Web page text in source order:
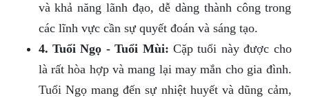
và khả năng lãnh đạo, dễ dàng thành công trong
các lĩnh vực cần sự quyết đoán và sáng tạo.
4. Tuổi Ngọ - Tuổi Mùi: Cặp tuổi này được cho
là rất hòa hợp và mang lại may mắn cho gia đình.
Tuổi Ngọ mang đến sự nhiệt huyết và dũng cảm,